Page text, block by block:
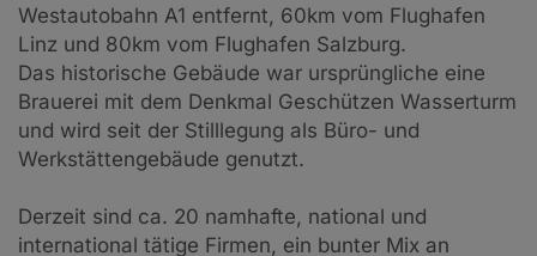
Westautobahn A1 entfernt, 60km vom Flughafen
Linz und 80km vom Flughafen Salzburg.
Das historische Gebäude war ursprüngliche eine
Brauerei mit dem Denkmal Geschützen Wasserturm
und wird seit der Stilllegung als Büro- und
Werkstättengebäude genutzt.
Derzeit sind ca. 20 namhafte, national und
international tätige Firmen, ein bunter Mix an